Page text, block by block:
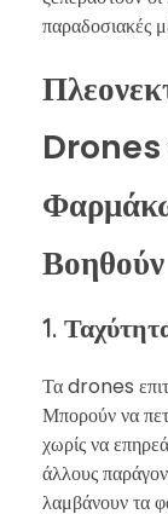
παραδοσιακές
Drones
Βοηθούν
1.
Τα drones
Μπορούν να
χωρίς να
άλλους
λαμβάνουν τα